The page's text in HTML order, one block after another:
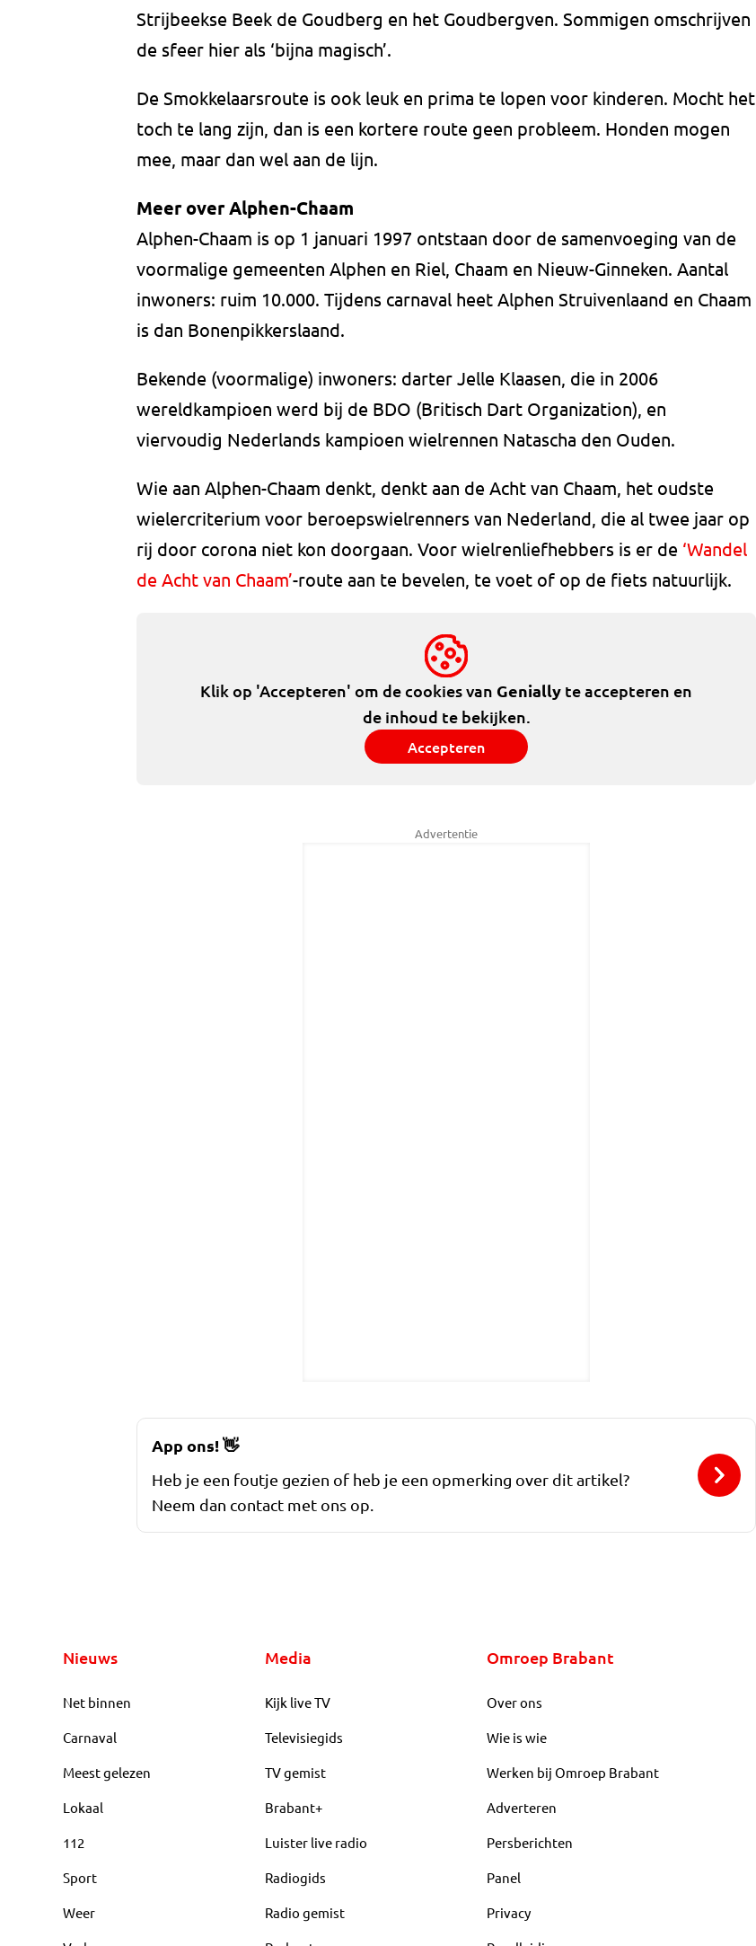
Strijbeekse Beek de Goudberg en het Goudbergven. Sommigen omschrijven
de sfeer hier als ‘bijna magisch’.
De Smokkelaarsroute is ook leuk en prima te lopen voor kinderen. Mocht het
toch te lang zijn, dan is een kortere route geen probleem. Honden mogen
mee, maar dan wel aan de lijn.
Meer over Alphen-Chaam
Alphen-Chaam is op 1 januari 1997 ontstaan door de samenvoeging van de
voormalige gemeenten Alphen en Riel, Chaam en Nieuw-Ginneken. Aantal
inwoners: ruim 10.000. Tijdens carnaval heet Alphen Struivenlaand en Chaam
is dan Bonenpikkerslaand.
Bekende (voormalige) inwoners: darter Jelle Klaasen, die in 2006
wereldkampioen werd bij de BDO (Britisch Dart Organization), en
viervoudig Nederlands kampioen wielrennen Natascha den Ouden.
Wie aan Alphen-Chaam denkt, denkt aan de Acht van Chaam, het oudste
wielercriterium voor beroepswielrenners van Nederland, die al twee jaar op
rij door corona niet kon doorgaan. Voor wielrenliefhebbers is er de ‘Wandel
de Acht van Chaam’-route aan te bevelen, te voet of op de fiets natuurlijk.
Klik op 'Accepteren' om de cookies van Genially te accepteren en
de inhoud te bekijken.
Accepteren
Advertentie
App ons!👋
Heb je een foutje gezien of heb je een opmerking over dit artikel?
Neem dan contact met ons op.
Nieuws
Net binnen
Carnaval
Meest gelezen
Lokaal
112
Sport
Weer
Media
Kijk live TV
Televisiegids
TV gemist
Brabant+
Luister live radio
Radiogids
Radio gemist
Omroep Brabant
Over ons
Wie is wie
Werken bij Omroep Brabant
Adverteren
Persberichten
Panel
Privacy